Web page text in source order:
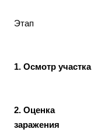
Этап
1. Осмотр участка
2. Оценка
заражения